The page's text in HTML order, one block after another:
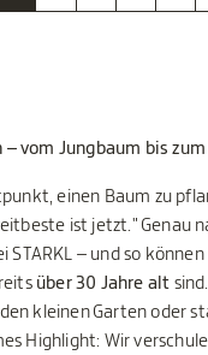
– vom Jungbaum bis
einen Baum zu
ist jetzt." Genau
STARKL – und so
über 30 Jahre alt
kleinen Garten oder
Highlight: Wir